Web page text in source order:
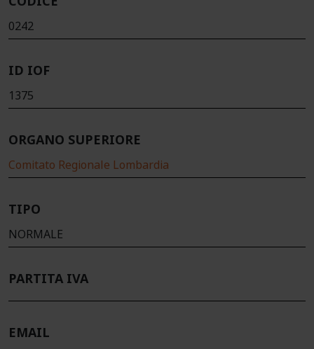
0242
ID IOF
1375
ORGANO SUPERIORE
Comitato Regionale Lombardia
TIPO
NORMALE
PARTITA IVA
EMAIL